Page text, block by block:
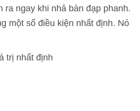
ngay khi nhả bàn đạp phanh.
một số điều kiện nhất định. Nó
trị nhất định